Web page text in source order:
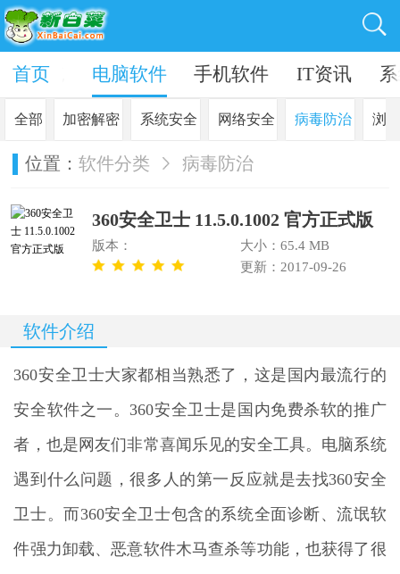
系统 电脑软件 手机软件 IT资讯
首页
全部 加密解密 系统安全 网络安全 病毒防治 浏
位置： 软件分类 病毒防治
360安全卫士 11.5.0.1002 官方正式版
版本：
大小：65.4 MB
更新：2017-09-26
软件介绍
360安全卫士大家都相当熟悉了，这是国内最流行的
安全软件之一。360安全卫士是国内免费杀软的推广
者，也是网友们非常喜闻乐见的安全工具。电脑系统
遇到什么问题，很多人的第一反应就是去找360安全
卫士。而360安全卫士包含的系统全面诊断、流氓软
件强力卸载、恶意软件木马查杀等功能，也获得了很